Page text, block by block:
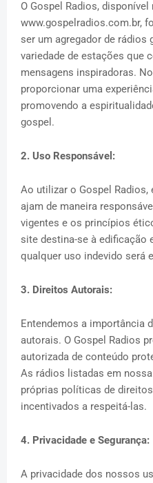
O Gospel Radios,
www.gospelradios.com.br,
ser um agregador de rádios
variedade de estações que
mensagens inspiradoras.
proporcionar uma
promovendo a
gospel.
2. Uso Responsável:
Ao utilizar o Gospel
ajam de maneira
vigentes e os princípios
site destina-se à edificação
qualquer uso indevido será
3. Direitos Autorais:
Entendemos a importância
autorais. O Gospel Radios
autorizada de conteúdo
As rádios listadas em
próprias políticas de
incentivados a respeitá-las.
4. Privacidade e Segurança:
A privacidade dos nossos